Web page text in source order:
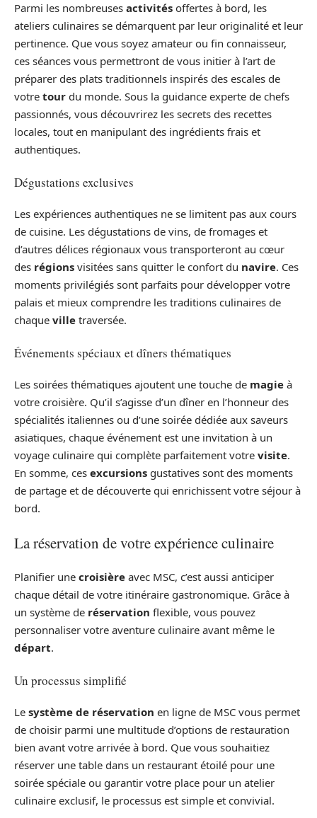
Parmi les nombreuses activités offertes à bord, les
ateliers culinaires se démarquent par leur originalité et leur
pertinence. Que vous soyez amateur ou fin connaisseur,
ces séances vous permettront de vous initier à l’art de
préparer des plats traditionnels inspirés des escales de
votre tour du monde. Sous la guidance experte de chefs
passionnés, vous découvrirez les secrets des recettes
locales, tout en manipulant des ingrédients frais et
authentiques.
Dégustations exclusives
Les expériences authentiques ne se limitent pas aux cours
de cuisine. Les dégustations de vins, de fromages et
d’autres délices régionaux vous transporteront au cœur
des régions visitées sans quitter le confort du navire. Ces
moments privilégiés sont parfaits pour développer votre
palais et mieux comprendre les traditions culinaires de
chaque ville traversée.
Événements spéciaux et dîners thématiques
Les soirées thématiques ajoutent une touche de magie à
votre croisière. Qu’il s’agisse d’un dîner en l’honneur des
spécialités italiennes ou d’une soirée dédiée aux saveurs
asiatiques, chaque événement est une invitation à un
voyage culinaire qui complète parfaitement votre visite.
En somme, ces excursions gustatives sont des moments
de partage et de découverte qui enrichissent votre séjour à
bord.
La réservation de votre expérience culinaire
Planifier une croisière avec MSC, c’est aussi anticiper
chaque détail de votre itinéraire gastronomique. Grâce à
un système de réservation flexible, vous pouvez
personnaliser votre aventure culinaire avant même le
départ.
Un processus simplifié
Le système de réservation en ligne de MSC vous permet
de choisir parmi une multitude d’options de restauration
bien avant votre arrivée à bord. Que vous souhaitiez
réserver une table dans un restaurant étoilé pour une
soirée spéciale ou garantir votre place pour un atelier
culinaire exclusif, le processus est simple et convivial.